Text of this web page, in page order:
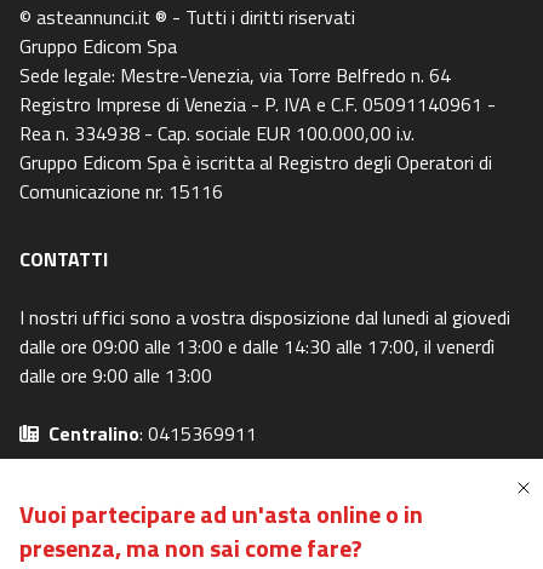
© asteannunci.it ® - Tutti i diritti riservati
Gruppo Edicom Spa
Sede legale: Mestre-Venezia, via Torre Belfredo n. 64
Registro Imprese di Venezia - P. IVA e C.F. 05091140961 -
Rea n. 334938 - Cap. sociale EUR 100.000,00 i.v.
Gruppo Edicom Spa è iscritta al Registro degli Operatori di
Comunicazione nr. 15116
CONTATTI
I nostri uffici sono a vostra disposizione dal lunedi al giovedi
dalle ore 09:00 alle 13:00 e dalle 14:30 alle 17:00, il venerdì
dalle ore 9:00 alle 13:00
Centralino: 0415369911
Email: info@canaleaste.it
Privacy Policy
Cookie Policy
Preferenze Privacy
I miei diritti
Vuoi partecipare ad un'asta online o in
presenza,ma non sai come fare?